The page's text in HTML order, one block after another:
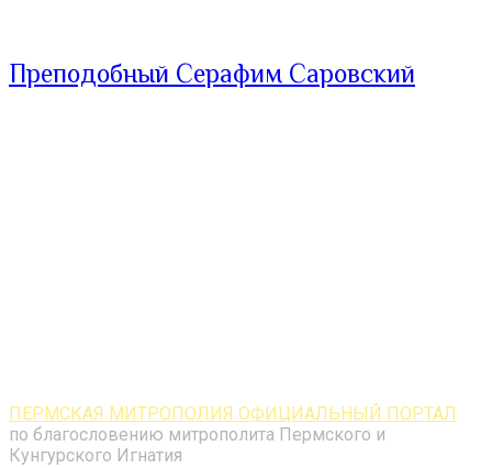
Преподобный Серафим Саровский
ПЕРМСКАЯ МИТРОПОЛИЯ ОФИЦИАЛЬНЫЙ ПОРТАЛ
по благословению митрополита Пермского и
Кунгурского Игнатия